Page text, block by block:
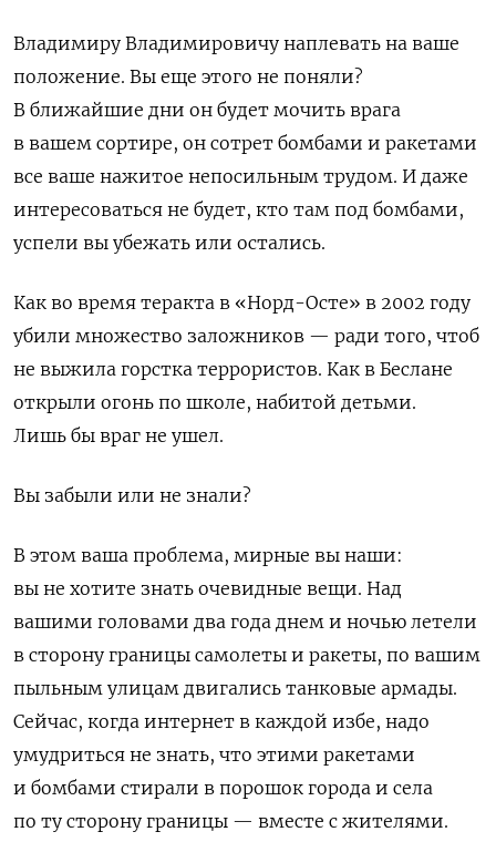
Владимиру Владимировичу наплевать на ваше
положение. Вы еще этого не поняли?
В ближайшие дни он будет мочить врага
в вашем сортире, он сотрет бомбами и ракетами
все ваше нажитое непосильным трудом. И даже
интересоваться не будет, кто там под бомбами,
успели вы убежать или остались.
Как во время теракта в «Норд-Осте» в 2002 году
убили множество заложников — ради того, чтоб
не выжила горстка террористов. Как в Беслане
открыли огонь по школе, набитой детьми.
Лишь бы враг не ушел.
Вы забыли или не знали?
В этом ваша проблема, мирные вы наши:
вы не хотите знать очевидные вещи. Над
вашими головами два года днем и ночью летели
в сторону границы самолеты и ракеты, по вашим
пыльным улицам двигались танковые армады.
Сейчас, когда интернет в каждой избе, надо
умудриться не знать, что этими ракетами
и бомбами стирали в порошок города и села
по ту сторону границы — вместе с жителями.